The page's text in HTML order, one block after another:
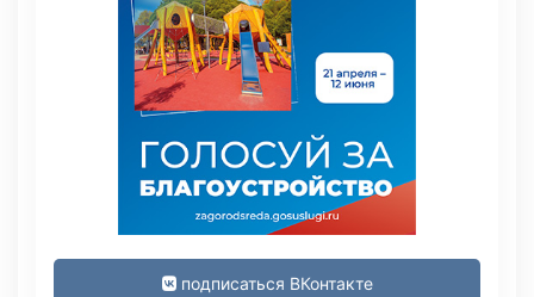
подписаться ВКонтакте